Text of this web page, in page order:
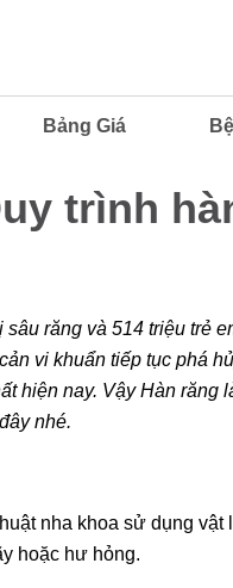
Bảng Giá
trình
răng và 514 triệu trẻ
vi khuẩn tiếp tục phá
hiện nay. Vậy Hàn răng
nhé.
nha khoa sử dụng
hoặc hư hỏng.